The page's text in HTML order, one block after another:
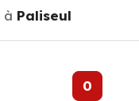
à Paliseul
0